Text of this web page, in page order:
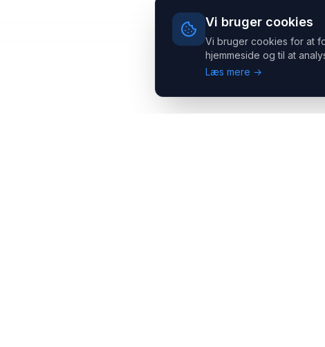
Vi bruger cookies
Vi bruger cookies for at
hjemmeside og til at
Læs mere →